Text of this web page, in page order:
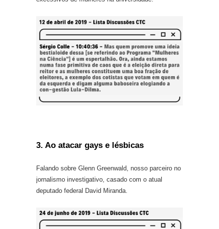
3. Ao atacar gays e lésbicas
Falando sobre Glenn Greenwald, nosso parceiro no
jornalismo investigativo, casado com o atual
deputado federal David Miranda.